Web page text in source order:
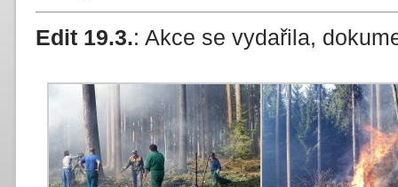
Edit 19.3.: Akce se vydařila,